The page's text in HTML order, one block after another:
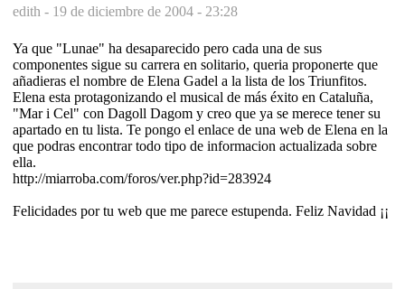
edith - 19 de diciembre de 2004 - 23:28
Ya que "Lunae" ha desaparecido pero cada una de sus
componentes sigue su carrera en solitario, queria proponerte que
añadieras el nombre de Elena Gadel a la lista de los Triunfitos.
Elena esta protagonizando el musical de más éxito en Cataluña,
"Mar i Cel" con Dagoll Dagom y creo que ya se merece tener su
apartado en tu lista. Te pongo el enlace de una web de Elena en la
que podras encontrar todo tipo de informacion actualizada sobre
ella.
http://miarroba.com/foros/ver.php?id=283924
Felicidades por tu web que me parece estupenda. Feliz Navidad ¡¡